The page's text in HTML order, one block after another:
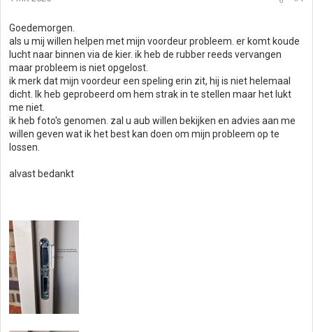
Goedemorgen.
als u mij willen helpen met mijn voordeur probleem. er komt koude
lucht naar binnen via de kier. ik heb de rubber reeds vervangen
maar probleem is niet opgelost.
ik merk dat mijn voordeur een speling erin zit, hij is niet helemaal
dicht. Ik heb geprobeerd om hem strak in te stellen maar het lukt
me niet.
ik heb foto's genomen. zal u aub willen bekijken en advies aan me
willen geven wat ik het best kan doen om mijn probleem op te
lossen.
alvast bedankt